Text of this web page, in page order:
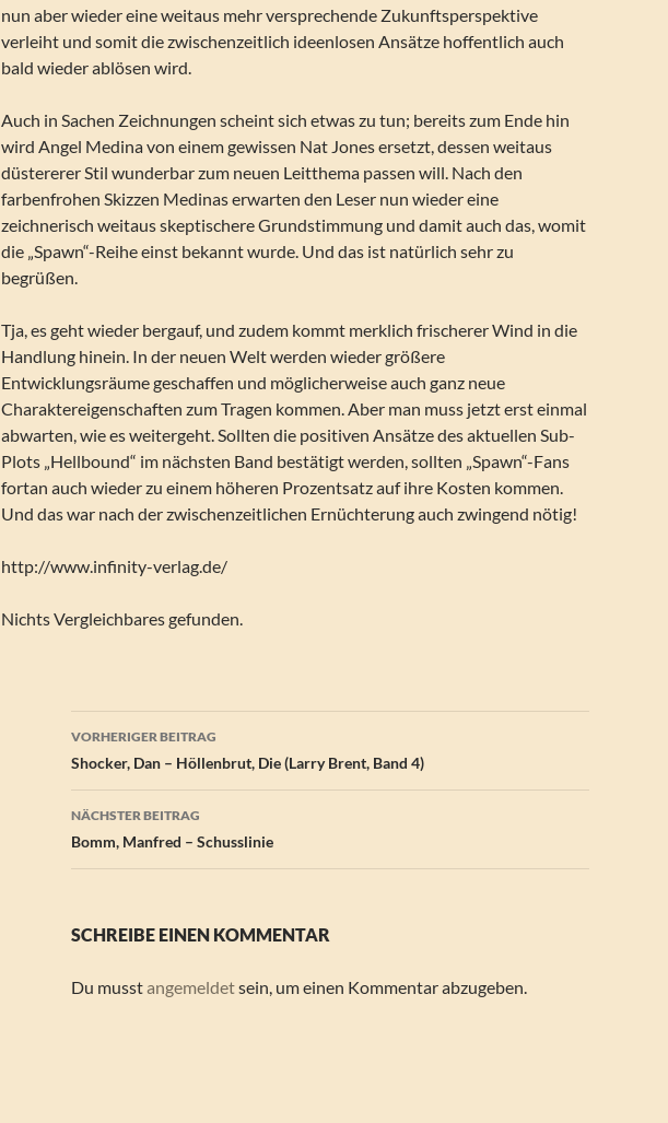
nun aber wieder eine weitaus mehr versprechende Zukunftsperspektive
verleiht und somit die zwischenzeitlich ideenlosen Ansätze hoffentlich auch
bald wieder ablösen wird.
Auch in Sachen Zeichnungen scheint sich etwas zu tun; bereits zum Ende hin
wird Angel Medina von einem gewissen Nat Jones ersetzt, dessen weitaus
düstererer Stil wunderbar zum neuen Leitthema passen will. Nach den
farbenfrohen Skizzen Medinas erwarten den Leser nun wieder eine
zeichnerisch weitaus skeptischere Grundstimmung und damit auch das, womit
die „Spawn“-Reihe einst bekannt wurde. Und das ist natürlich sehr zu
begrüßen.
Tja, es geht wieder bergauf, und zudem kommt merklich frischerer Wind in die
Handlung hinein. In der neuen Welt werden wieder größere
Entwicklungsräume geschaffen und möglicherweise auch ganz neue
Charaktereigenschaften zum Tragen kommen. Aber man muss jetzt erst einmal
abwarten, wie es weitergeht. Sollten die positiven Ansätze des aktuellen Sub-
Plots „Hellbound“ im nächsten Band bestätigt werden, sollten „Spawn“-Fans
fortan auch wieder zu einem höheren Prozentsatz auf ihre Kosten kommen.
Und das war nach der zwischenzeitlichen Ernüchterung auch zwingend nötig!
http://www.infinity-verlag.de/
Nichts Vergleichbares gefunden.
Beitragsnavigation
VORHERIGER BEITRAG
Shocker, Dan – Höllenbrut, Die (Larry Brent, Band 4)
NÄCHSTER BEITRAG
Bomm, Manfred – Schusslinie
SCHREIBE EINEN KOMMENTAR
Du musstangemeldetsein, um einen Kommentar abzugeben.